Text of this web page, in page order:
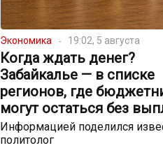
Экономика 19:02, 5 августа
Когда ждать денег?
Забайкалье — в списке
регионов, где
могут остаться без
Информацией поделился
политолог